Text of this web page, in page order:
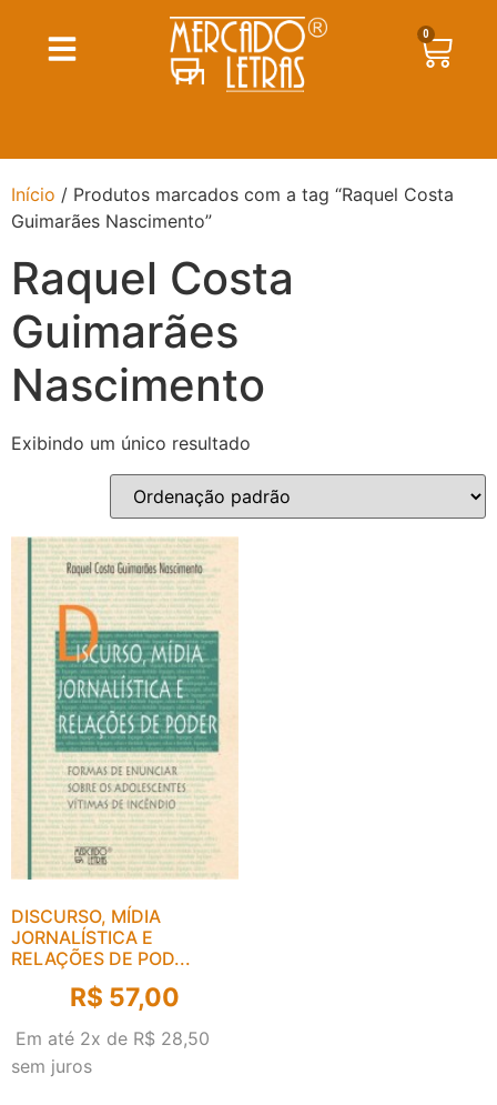
0
Início / Produtos marcados com a tag “Raquel Costa
Guimarães Nascimento”
Raquel Costa
Guimarães
Nascimento
Exibindo um único resultado
DISCURSO, MÍDIA
JORNALÍSTICA E
RELAÇÕES DE POD...
R$ 57,00
Em até 2x de R$ 28,50
sem juros